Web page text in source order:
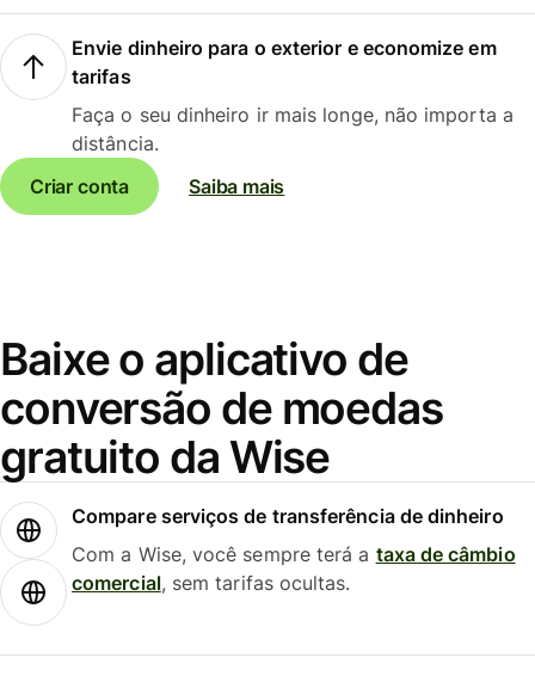
Envie dinheiro para o exterior e economize em
tarifas
Faça o seu dinheiro ir mais longe, não importa a
distância.
Criar conta
Saiba mais
Baixe o aplicativo de
conversão de moedas
gratuito da Wise
Compare serviços de transferência de dinheiro
Com a Wise, você sempre terá a taxa de câmbio
comercial, sem tarifas ocultas.